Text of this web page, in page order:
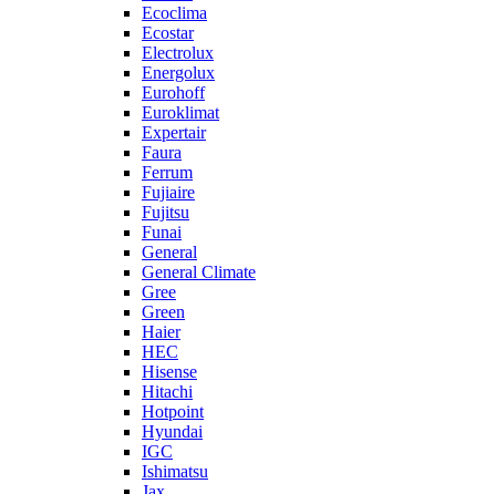
Ecoclima
Ecostar
Electrolux
Energolux
Eurohoff
Euroklimat
Expertair
Faura
Ferrum
Fujiaire
Fujitsu
Funai
General
General Climate
Gree
Green
Haier
HEC
Hisense
Hitachi
Hotpoint
Hyundai
IGC
Ishimatsu